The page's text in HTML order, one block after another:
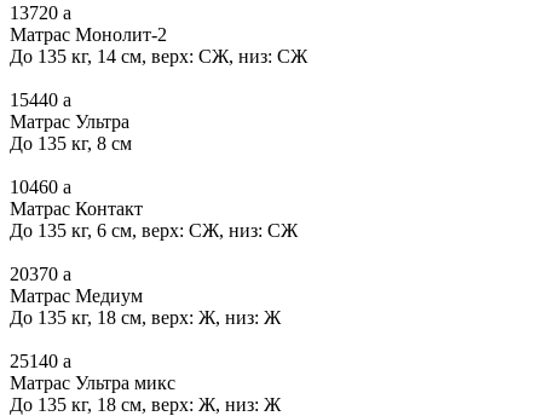
13720 a
Матрас Монолит-2
До 135 кг, 14 см, верх: СЖ, низ: СЖ
15440 a
Матрас Ультра
До 135 кг, 8 см
10460 a
Матрас Контакт
До 135 кг, 6 см, верх: СЖ, низ: СЖ
20370 a
Матрас Медиум
До 135 кг, 18 см, верх: Ж, низ: Ж
25140 a
Матрас Ультра микс
До 135 кг, 18 см, верх: Ж, низ: Ж